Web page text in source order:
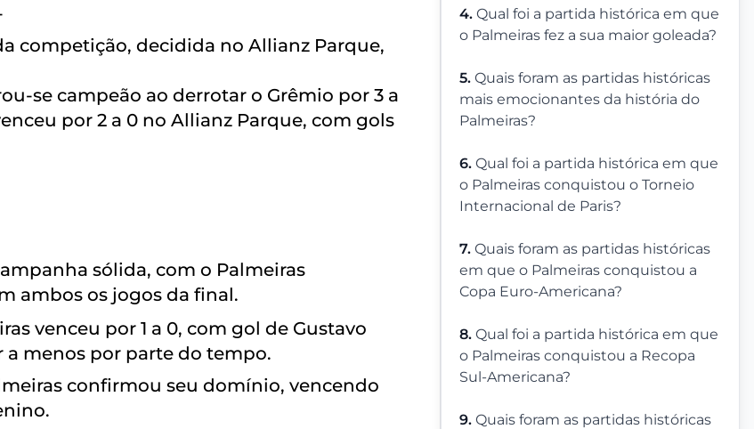
4. Qual foi a partida histórica em que
o Palmeiras fez a sua maior goleada?
5. Quais foram as partidas históricas
mais emocionantes da história do
Palmeiras?
6. Qual foi a partida histórica em que
o Palmeiras conquistou o Torneio
Internacional de Paris?
7. Quais foram as partidas históricas
em que o Palmeiras conquistou a
Copa Euro-Americana?
8. Qual foi a partida histórica em que
o Palmeiras conquistou a Recopa
Sul-Americana?
9. Quais foram as partidas históricas
competição, decidida no Allianz Parque,
se campeão ao derrotar o Grêmio por 3 a
por 2 a 0 no Allianz Parque, com gols
sólida, com o Palmeiras
ambos os jogos da final.
venceu por 1 a 0, com gol de Gustavo
menos por parte do tempo.
confirmou seu domínio, vencendo